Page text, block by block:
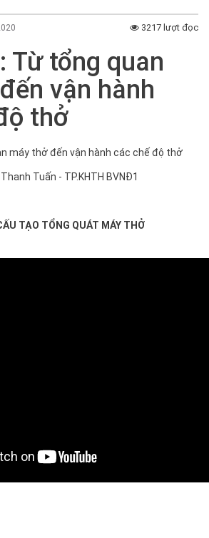
3217 lượt đọc
Từ tổng quan
vận hành
thở
máy thở đến vận hành các chế độ thở
Tuấn - TP.KHTH BVNĐ1
TẠO TỔNG QUÁT MÁY THỞ